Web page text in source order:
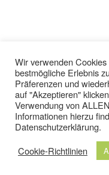
© 2024 TOP FIT
AGB /
Wir verwenden
bestmögliche Erlebnis
Präferenzen und
auf "Akzeptieren"
Verwendung von
Informationen hierzu
Datenschutzerklärung.
Cookie-Richtlinien